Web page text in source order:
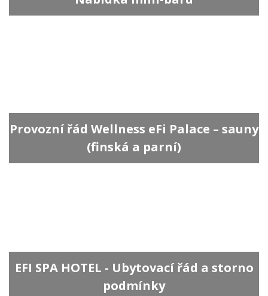
Provozní řád Wellness eFi Palace – sauny
(finská a parní)
EFI SPA HOTEL - Ubytovací řád a storno
podmínky